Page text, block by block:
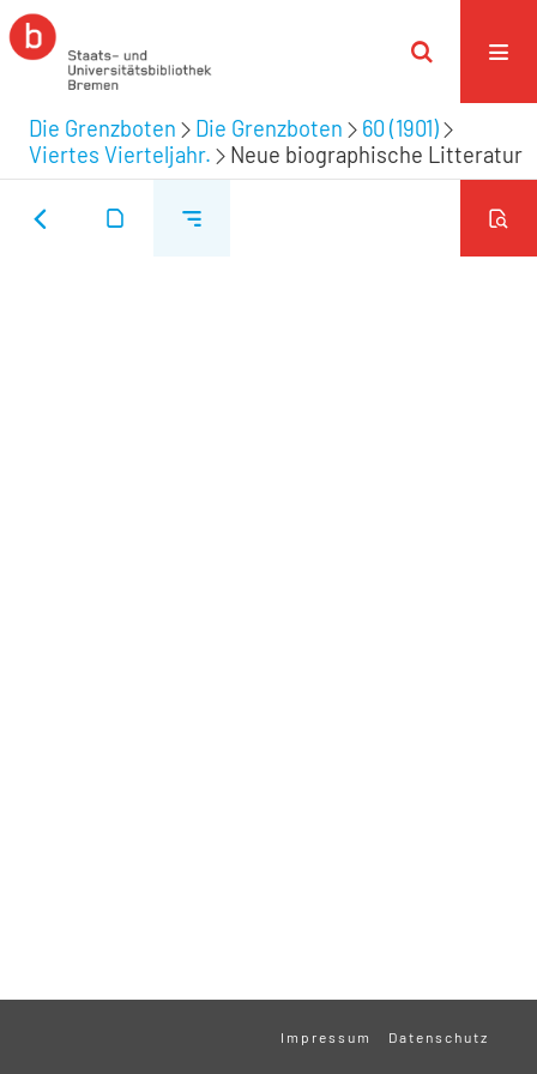
Die Grenzboten Die Grenzboten
60 (1901)
Viertes Vierteljahr.
Neue biographische Litteratur
Impressum Datenschutz